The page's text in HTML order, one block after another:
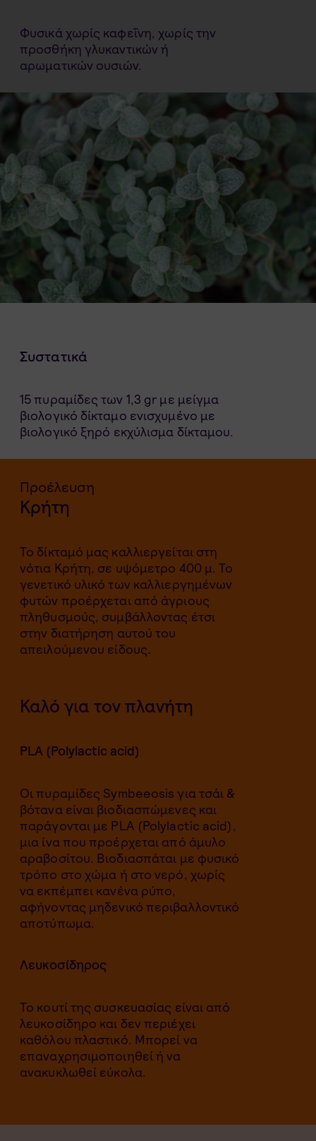
Φυσικά χωρίς καφεΐνη, χωρίς την
προσθήκη γλυκαντικών ή
αρωματικών ουσιών.
Συστατικά
15 πυραμίδες των 1,3 gr με μείγμα
βιολογικό δίκταμο ενισχυμένο με
βιολογικό ξηρό εκχύλισμα δίκταμου.
Προέλευση
Κρήτη
Το δίκταμό μας καλλιεργείται στη
νότια Κρήτη, σε υψόμετρο 400 μ. Το
γενετικό υλικό των καλλιεργημένων
φυτών προέρχεται από άγριους
πληθυσμούς, συμβάλλοντας έτσι
στην διατήρηση αυτού του
απειλούμενου είδους.
Καλό για τον πλανήτη
PLA (Polylactic acid)
Oι πυραμίδες Symbeeosis για τσάι &
βότανα είναι βιοδιασπώμενες και
παράγονται με PLA (Polylactic acid),
μια ίνα που προέρχεται από άμυλο
αραβοσίτου. Βιοδιασπάται με φυσικό
τρόπο στο χώμα ή στο νερό, χωρίς
να εκπέμπει κανένα ρύπο,
αφήνοντας μηδενικό περιβαλλοντικό
αποτύπωμα.
Λευκοσίδηρος
Το κουτί της συσκευασίας είναι από
λευκοσίδηρo και δεν περιέχει
καθόλου πλαστικό. Μπορεί να
επαναχρησιμοποιηθεί ή να
ανακυκλωθεί εύκολα.